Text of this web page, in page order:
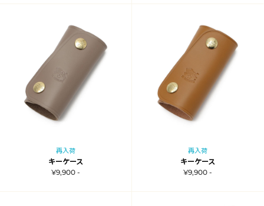
再入荷
キーケース
¥9,900 -
再入荷
キーケース
¥9,900 -